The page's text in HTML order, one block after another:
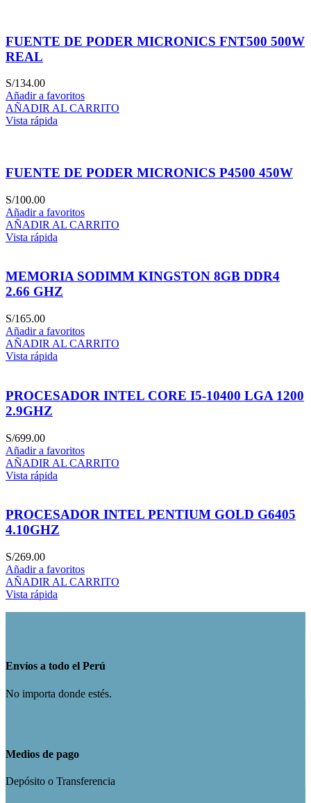
FUENTE DE PODER MICRONICS FNT500 500W
REAL
S/134.00
Añadir a favoritos
AÑADIR AL CARRITO
Vista rápida
FUENTE DE PODER MICRONICS P4500 450W
S/100.00
Añadir a favoritos
AÑADIR AL CARRITO
Vista rápida
MEMORIA SODIMM KINGSTON 8GB DDR4
2.66 GHZ
S/165.00
Añadir a favoritos
AÑADIR AL CARRITO
Vista rápida
PROCESADOR INTEL CORE I5-10400 LGA 1200
2.9GHZ
S/699.00
Añadir a favoritos
AÑADIR AL CARRITO
Vista rápida
PROCESADOR INTEL PENTIUM GOLD G6405
4.10GHZ
S/269.00
Añadir a favoritos
AÑADIR AL CARRITO
Vista rápida
Envíos a todo el Perú
No importa donde estés.
Medios de pago
Depósito o Transferencia